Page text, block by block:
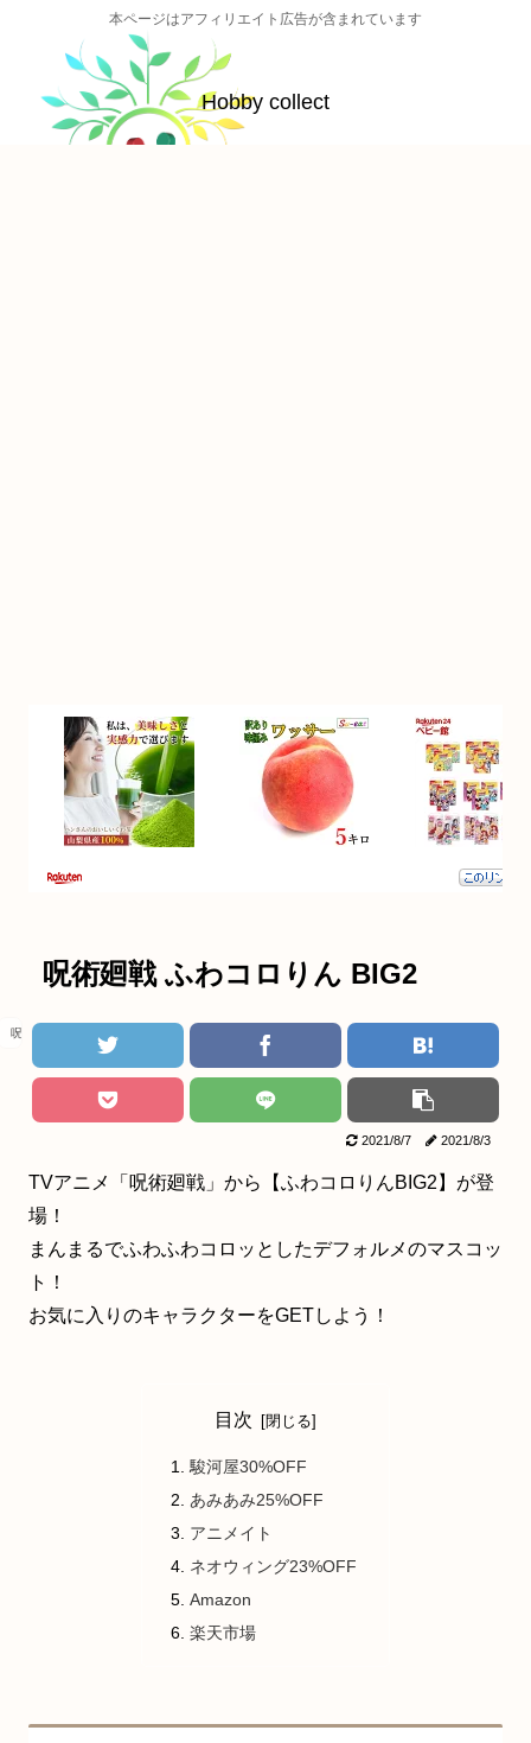
本ページはアフィリエイト広告が含まれています
Hobby collect
呪術廻戦 ふわコロりん BIG2
呪術廻戦
2021/8/7 2021/8/3
TVアニメ「呪術廻戦」から【ふわコロりんBIG2】が登
場！
まんまるでふわふわコロッとしたデフォルメのマスコッ
ト！
お気に入りのキャラクターをGETしよう！
目次
駿河屋30%OFF
あみあみ25%OFF
アニメイト
ネオウィング23%OFF
Amazon
楽天市場